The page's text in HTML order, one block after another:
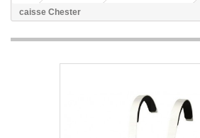
caisse Chester